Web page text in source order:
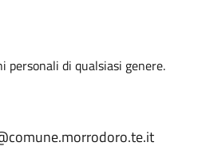
di qualsiasi genere.